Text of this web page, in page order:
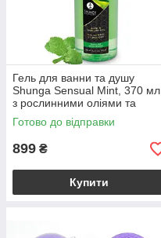
Гель для ванни та душу
Shunga Sensual Mint, 370 мл,
з рослинними оліями та
вітаміном Е
Готово до відправки
899 ₴
Купити